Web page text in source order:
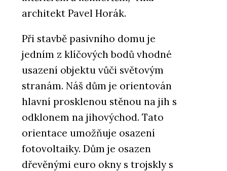
architekt Pavel Horák.
Při stavbě pasivního domu je
jedním z klíčových bodů vhodné
usazení objektu vůči světovým
stranám. Náš dům je orientován
hlavní prosklenou stěnou na jih s
odklonem na jihovýchod. Tato
orientace umožňuje osazení
fotovoltaiky. Dům je osazen
dřevěnými euro okny s trojskly s